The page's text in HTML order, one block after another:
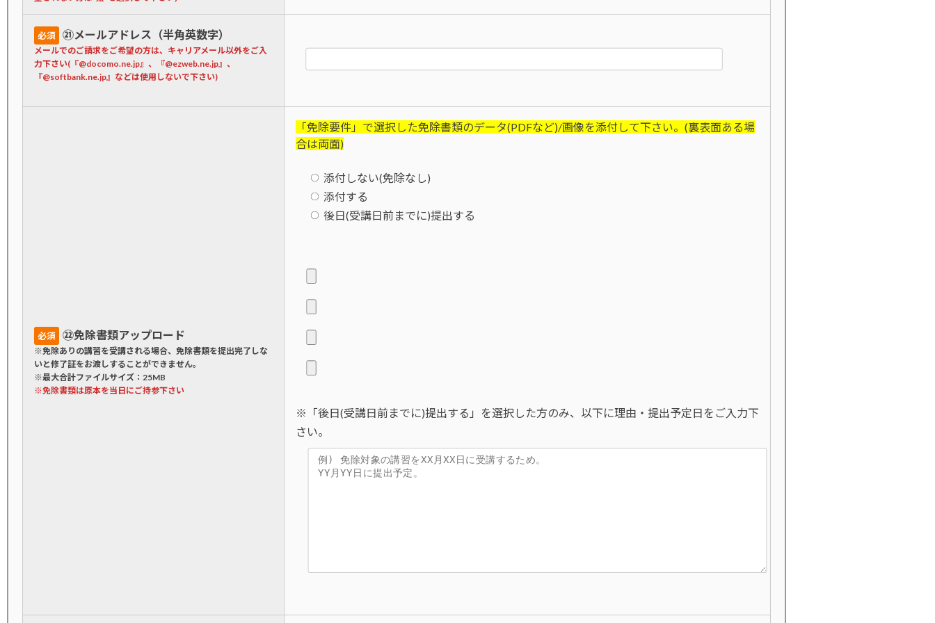
必須 ㉑メールアドレス（半角英数字）
メールでのご請求をご希望の方は、キャリアメール以外をご入
力下さい(『@docomo.ne.jp』、『@ezweb.ne.jp』、
『@softbank.ne.jp』などは使用しないで下さい)
必須 ㉒免除書類アップロード
※免除ありの講習を受講される場合、免除書類を提出完了しな
いと修了証をお渡しすることができません。
※最大合計ファイルサイズ：25MB
※免除書類は原本を当日にご持参下さい
「免除要件」で選択した免除書類のデータ(PDFなど)/画像を添付して下さい。(裏表面ある場
合は両面)
添付しない(免除なし)
添付する
後日(受講日前までに)提出する
※「後日(受講日前までに)提出する」を選択した方のみ、以下に理由・提出予定日をご入力下
さい。